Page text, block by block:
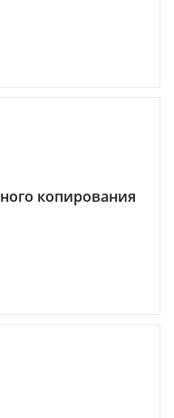
копирования